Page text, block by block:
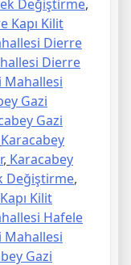
Değiştirme,
Kapı Kilit
Dierre
Dierre
Mahallesi
Gazi
Gazi
Karacabey
, Karacabey
Değiştirme,
Kilit
Hafele
Mahallesi
Gazi